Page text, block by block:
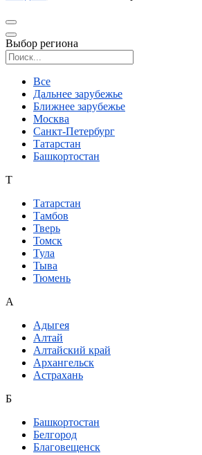
Выбор региона
Все
Дальнее зарубежье
Ближнее зарубежье
Москва
Санкт-Петербург
Татарстан
Башкортостан
Т
Татарстан
Тамбов
Тверь
Томск
Тула
Тыва
Тюмень
А
Адыгея
Алтай
Алтайский край
Архангельск
Астрахань
Б
Башкортостан
Белгород
Благовещенск